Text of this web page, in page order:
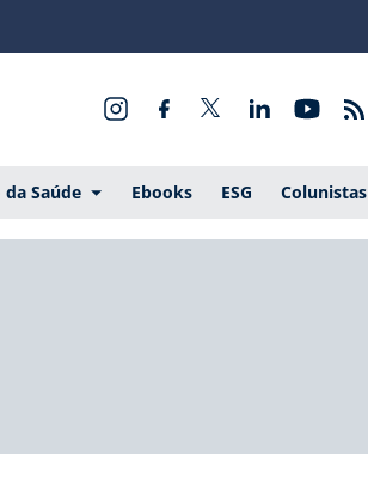
Saúde Ebooks ESG Colunistas